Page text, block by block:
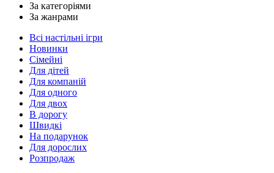
За категоріями
За жанрами
Всі настільні ігри
Новинки
Сімейні
Для дітей
Для компаній
Для одного
Для двох
В дорогу
Швидкі
На подарунок
Для дорослих
Розпродаж